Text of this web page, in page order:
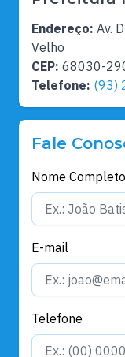
Endereço: Av.
Velho
CEP: 68030-
Telefone: (93)
Fale
Nome Completo
E-mail
Telefone